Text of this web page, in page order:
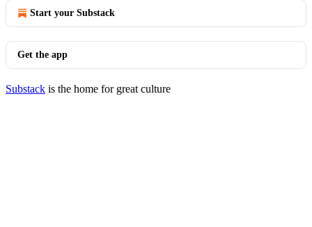
Start your Substack
Get the app
Substack is the home for great culture